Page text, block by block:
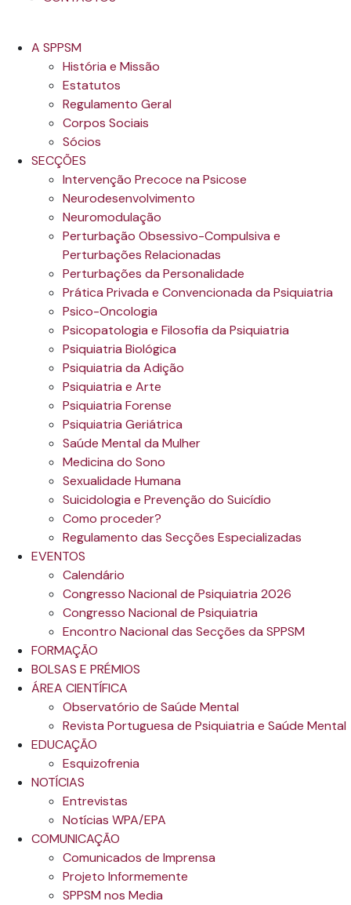
A SPPSM
História e Missão
Estatutos
Regulamento Geral
Corpos Sociais
Sócios
SECÇÕES
Intervenção Precoce na Psicose
Neurodesenvolvimento
Neuromodulação
Perturbação Obsessivo-Compulsiva e
Perturbações Relacionadas
Perturbações da Personalidade
Prática Privada e Convencionada da Psiquiatria
Psico-Oncologia
Psicopatologia e Filosofia da Psiquiatria
Psiquiatria Biológica
Psiquiatria da Adição
Psiquiatria e Arte
Psiquiatria Forense
Psiquiatria Geriátrica
Saúde Mental da Mulher
Medicina do Sono
Sexualidade Humana
Suicidologia e Prevenção do Suicídio
Como proceder?
Regulamento das Secções Especializadas
EVENTOS
Calendário
Congresso Nacional de Psiquiatria 2026
Congresso Nacional de Psiquiatria
Encontro Nacional das Secções da SPPSM
FORMAÇÃO
BOLSAS E PRÉMIOS
ÁREA CIENTÍFICA
Observatório de Saúde Mental
Revista Portuguesa de Psiquiatria e Saúde Mental
EDUCAÇÃO
Esquizofrenia
NOTÍCIAS
Entrevistas
Notícias WPA/EPA
COMUNICAÇÃO
Comunicados de Imprensa
Projeto Informemente
SPPSM nos Media